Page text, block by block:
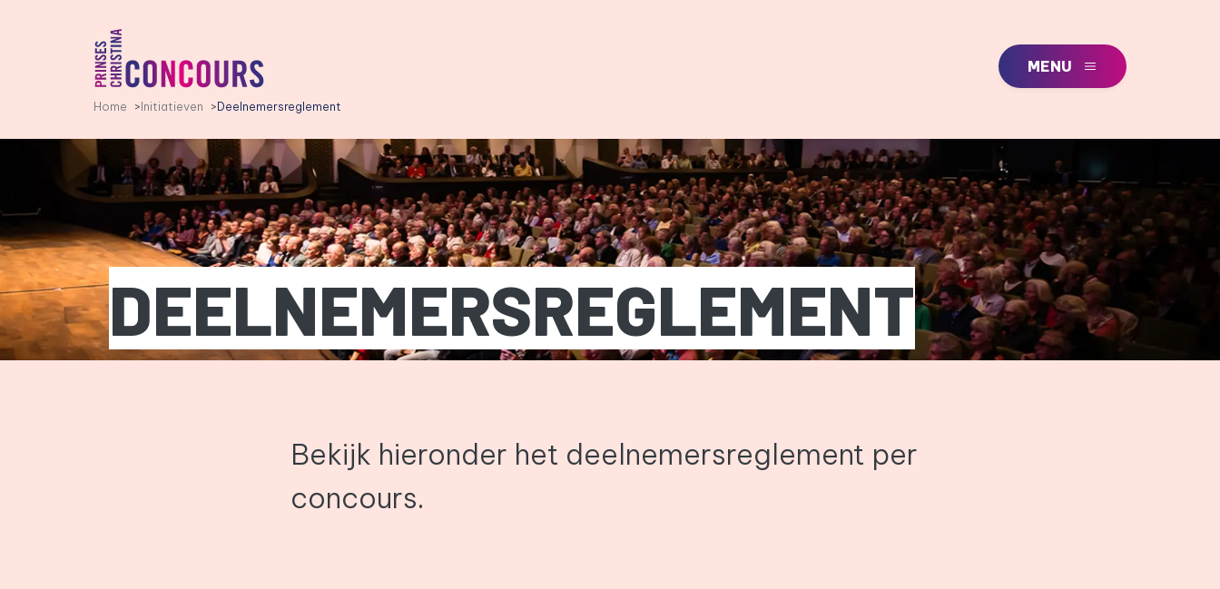
PCC LOGO, GA NAAR DE HOMEPAGE MENU
Home Initiatieven Deelnemersreglement
DEELNEMERSREGLEMENT
Bekijk hieronder het deelnemersreglement per
concours.